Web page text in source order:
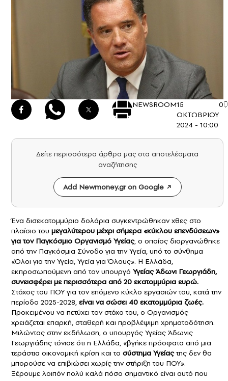
NEWSROOM15
ΟΚΤΩΒΡΙΟΥ
2024 - 10:00
0
Δείτε περισσότερα άρθρα μας στα αποτελέσματα
αναζήτησης
Add Newmoney.gr on Google
Ένα δισεκατομμύριο δολάρια συγκεντρώθηκαν χθες στο
πλαίσιο του μεγαλύτερου μέχρι σήμερα «κύκλου επενδύσεων»
για τον Παγκόσμιο Οργανισμό Υγείας, ο οποίος διοργανώθηκε
από την Παγκόσμια Σύνοδο για την Υγεία, υπό το σύνθημα
«Όλοι για την Υγεία, Υγεία για Όλους». Η Ελλάδα,
εκπροσωπούμενη από τον υπουργό ΥγείαςΆδωνι Γεωργιάδη,
συνεισφέρει με περισσότερα από 20 εκατομμύρια ευρώ.
Στόχος του ΠΟΥ για τον επόμενο κύκλο εργασιών του, κατά την
περίοδο 2025-2028, είναι να σώσει 40 εκατομμύρια ζωές.
Προκειμένου να πετύχει τον στόχο του, ο Οργανισμός
χρειάζεται επαρκή, σταθερή και προβλέψιμη χρηματοδότηση.
Μιλώντας στην εκδήλωση, ο υπουργός Υγείας Άδωνις
Γεωργιάδης τόνισε ότι η Ελλάδα, «βγήκε πρόσφατα από μια
τεράστια οικονομική κρίση και το σύστημα Υγείας της δεν θα
μπορούσε να επιβιώσει χωρίς την στήριξη του ΠΟΥ».
Ξέρουμε λοιπόν πολύ καλά πόσο σημαντικό είναι αυτό που